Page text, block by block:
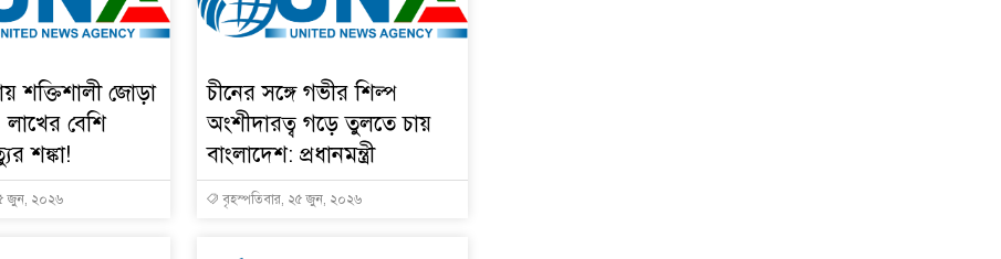
শক্তিশালী জোড়া
বেশি
শঙ্কা!
জুন, ২০২৬
চীনের সঙ্গে গভীর শিল্প
অংশীদারত্ব গড়ে তুলতে চায়
বাংলাদেশ: প্রধানমন্ত্রী
বৃহস্পতিবার, ২৫ জুন, ২০২৬